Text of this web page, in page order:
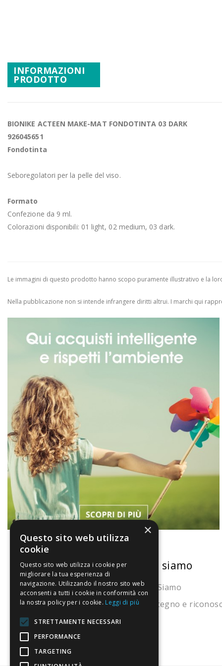
di
immagini
INFORMAZIONI
PRODOTTO
BIONIKE ACTEEN MAKE-MAT FONDOTINTA 03 DARK
926045651
Fondotinta
Seboregolatori per la pelle del viso.
Formato
Confezione da 9 ml.
Colorazioni disponibili: 01 light, 02 medium, 03 dark.
Le immagini di questo prodotto hanno scopo puramente illustrativo e la
Nella pubblicazione non si intende infrangere diritti altrui. I marchi qui
La nostra convenienza
Il risparmio che fa ambiente
Il nostro manifesto
Il blog
Perché fidarti
Vendi con noi
Chi siamo
Chi Siamo
Sostegno e
×
Questo sito web utilizza
cookie
Questo sito web utilizza i cookie per
migliorare la tua esperienza di
navigazione. Utilizzando il nostro sito web
acconsenti a tutti i cookie in conformità con
la nostra policy per i cookie. Leggi di più
STRETTAMENTE NECESSARI
PERFORMANCE
TARGETING